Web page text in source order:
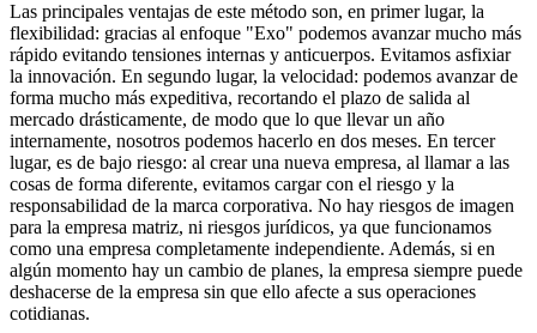
Las principales ventajas de este método son, en primer lugar, la
flexibilidad: gracias al enfoque "Exo" podemos avanzar mucho más
rápido evitando tensiones internas y anticuerpos. Evitamos asfixiar
la innovación. En segundo lugar, la velocidad: podemos avanzar de
forma mucho más expeditiva, recortando el plazo de salida al
mercado drásticamente, de modo que lo que llevar un año
internamente, nosotros podemos hacerlo en dos meses. En tercer
lugar, es de bajo riesgo: al crear una nueva empresa, al llamar a las
cosas de forma diferente, evitamos cargar con el riesgo y la
responsabilidad de la marca corporativa. No hay riesgos de imagen
para la empresa matriz, ni riesgos jurídicos, ya que funcionamos
como una empresa completamente independiente. Además, si en
algún momento hay un cambio de planes, la empresa siempre puede
deshacerse de la empresa sin que ello afecte a sus operaciones
cotidianas.